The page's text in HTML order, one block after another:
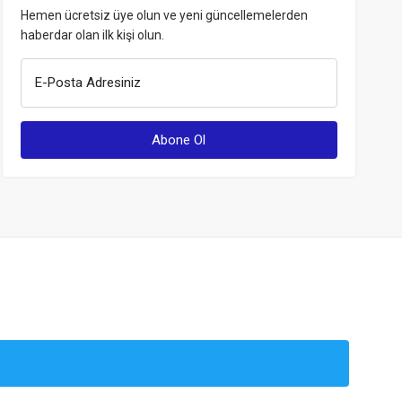
Hemen ücretsiz üye olun ve yeni güncellemelerden
haberdar olan ilk kişi olun.
E-Posta Adresiniz